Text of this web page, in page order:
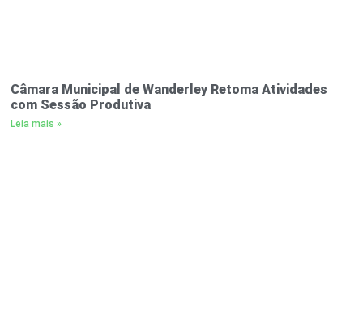
Câmara Municipal de Wanderley Retoma Atividades
com Sessão Produtiva
Leia mais »